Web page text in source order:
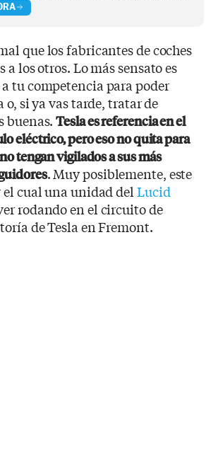
que los fabricantes de coches
a los otros. Lo más sensato es
tu competencia para poder
si ya vas tarde, tratar de
buenas.Tesla es referencia en el
eléctrico, pero eso no quita para
tengan vigilados a sus más
. Muy posiblemente, este
cual una unidad del Lucid
rodando en el circuito de
de Tesla en Fremont.